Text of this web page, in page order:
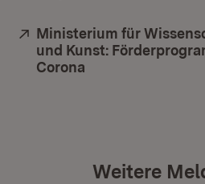
Extern:
Ministerium für
und Kunst:
Corona
Weitere